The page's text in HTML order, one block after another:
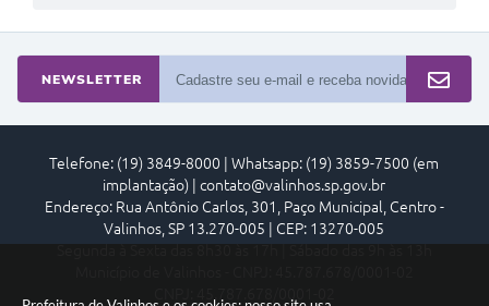
NEWSLETTER
Telefone: (19) 3849-8000 | Whatsapp: (19) 3859-7500 (em
implantação) | contato@valinhos.sp.gov.br
Endereço: Rua Antônio Carlos, 301, Paço Municipal, Centro -
Valinhos, SP 13.270-005 | CEP: 13270-005